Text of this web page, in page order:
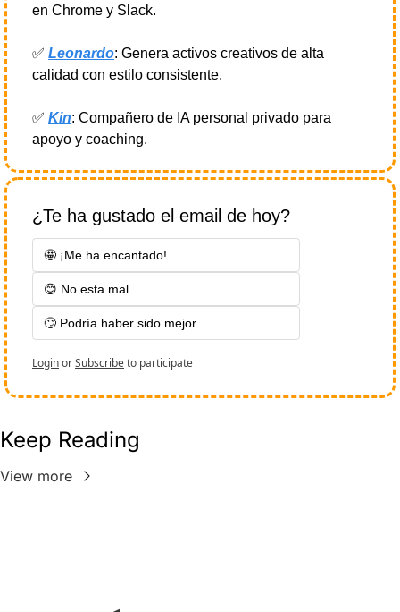
en Chrome y Slack.
✅ Leonardo: Genera activos creativos de alta
calidad con estilo consistente.
✅ Kin: Compañero de IA personal privado para
apoyo y coaching.
¿Te ha gustado el email de hoy?
🤩 ¡Me ha encantado!
😊 No esta mal
🙄 Podría haber sido mejor
LoginorSubscribeto participate
Keep Reading
View more